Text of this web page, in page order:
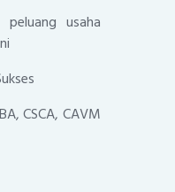
usaha
CSCA, CAVM